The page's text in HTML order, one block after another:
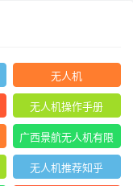
无人机
无人机操作手册
广西景航无人机有限
公司官网首页
无人机推荐知乎